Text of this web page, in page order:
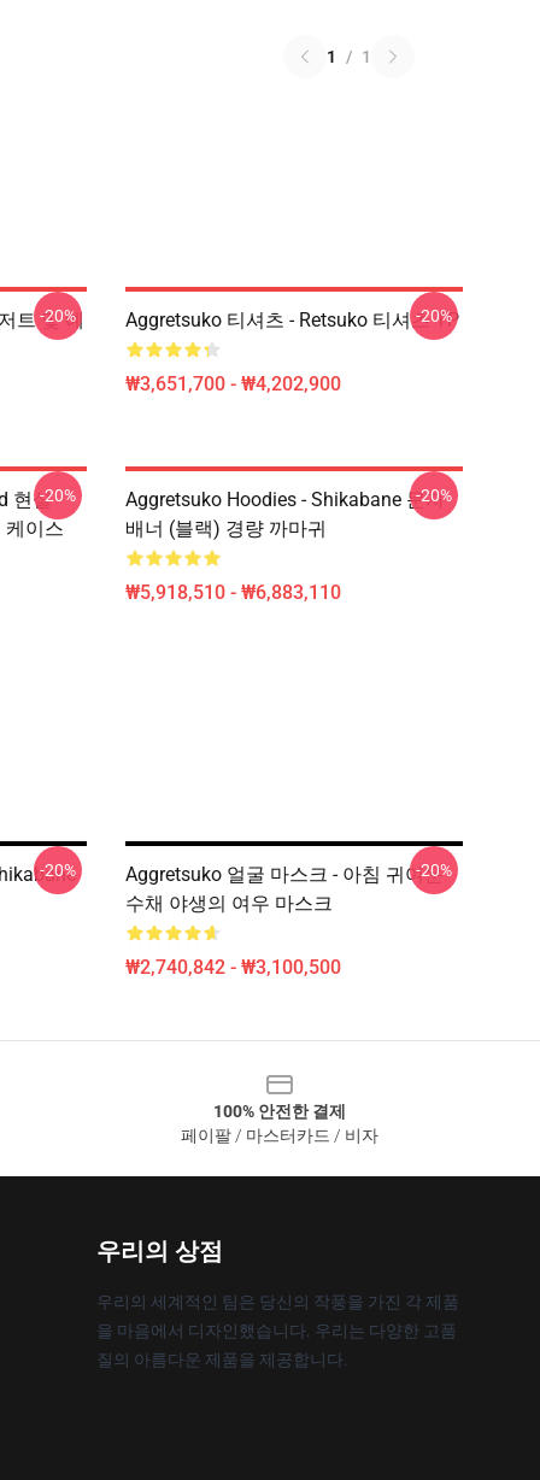
1 / 1
트 및 예
-20% Aggretsuko 티셔츠 - Retsuko 티셔츠 TP
₩3,651,700 - ₩4,202,900
-20%
현실
케이스
-20%
Aggretsuko Hoodies - Shikabane 문자
배너 (블랙) 경량 까마귀
₩5,918,510 - ₩6,883,110
-20%
-20%
Aggretsuko 얼굴 마스크 - 아침 귀여운
수채 야생의 여우 마스크
₩2,740,842 - ₩3,100,500
-20%
100% 안전한 결제
페이팔 / 마스터카드 / 비자
우리의 상점
우리의 세계적인 팀은 당신의 작풍을 가진 각 제품
을 마음에서 디자인했습니다. 우리는 다양한 고품
질의 아름다운 제품을 제공합니다.